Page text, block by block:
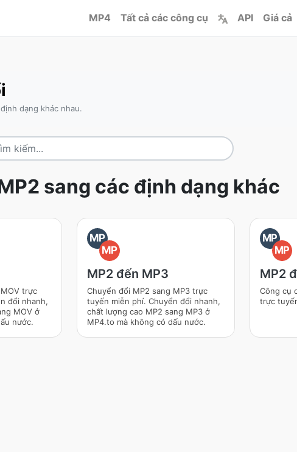
MP4 Tất cả các công cụ API Giá cả
dạng khác nhau.
sang các định dạng khác
trực
đổi nhanh,
MOV ở
nước.
MP
MP
MP2 đến MP3
Chuyển đổi MP2 sang MP3 trực
tuyến miễn phí. Chuyển đổi nhanh,
chất lượng cao MP2 sang MP3 ở
MP4.to mà không có dấu nước.
MP
MP
MP2
Công cụ
trực